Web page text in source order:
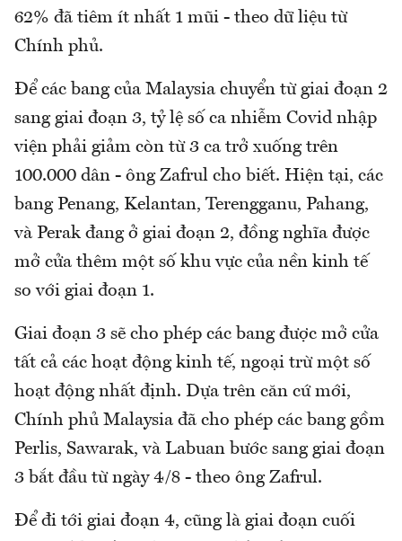
62% đã tiêm ít nhất 1 mũi - theo dữ liệu từ
Chính phủ.
Để các bang của Malaysia chuyển từ giai đoạn 2
sang giai đoạn 3, tỷ lệ số ca nhiễm Covid nhập
viện phải giảm còn từ 3 ca trở xuống trên
100.000 dân - ông Zafrul cho biết. Hiện tại, các
bang Penang, Kelantan, Terengganu, Pahang,
và Perak đang ở giai đoạn 2, đồng nghĩa được
mở cửa thêm một số khu vực của nền kinh tế
so với giai đoạn 1.
Giai đoạn 3 sẽ cho phép các bang được mở cửa
tất cả các hoạt động kinh tế, ngoại trừ một số
hoạt động nhất định. Dựa trên căn cứ mới,
Chính phủ Malaysia đã cho phép các bang gồm
Perlis, Sawarak, và Labuan bước sang giai đoạn
3 bắt đầu từ ngày 4/8 - theo ông Zafrul.
Để đi tới giai đoạn 4, cũng là giai đoạn cuối